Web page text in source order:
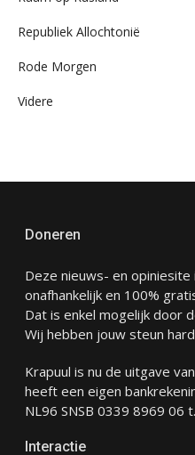
Republiek Allochtonië
Rode Morgen
Videre
Doneren
Deze nieuws- en
onafhankelijk en 100%
Dat is enkel mogelijk door
Wij hebben jouw steun
Krapuul is nu de uitgave
heeft een eigen
NL96 SNSB 0339 8969 06
Interactie